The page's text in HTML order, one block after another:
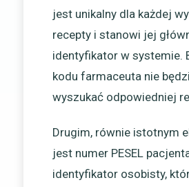
jest unikalny dla każdej
recepty i stanowi jej
identyfikator w systemie.
kodu farmaceuta nie
wyszukać odpowiedniej
Drugim, równie istotnym
jest numer PESEL
identyfikator osobisty,